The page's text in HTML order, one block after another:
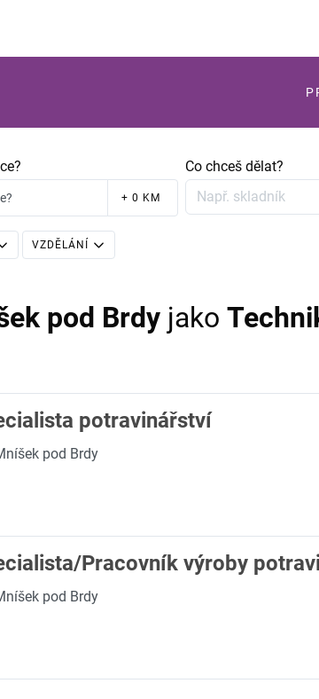
+ 0 KM
Co chceš dělat?
VZDĚLÁNÍ
pod Brdy jako
potravinářství
pod Brdy
Pracovník výroby
pod Brdy